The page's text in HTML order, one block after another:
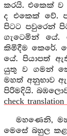
කරයි. එකෙක්
ද එකෙක් වේ.
පිටට පවුරෙන්
ගැටෙමින්
කිමිදීම කෙරේ.
යේ. පියාපත්
යුතු ව ගමන්
මහත් අනුභාව
පිරිමදියි.
check translation
මහණෙනි,
මෙසේ බහුල